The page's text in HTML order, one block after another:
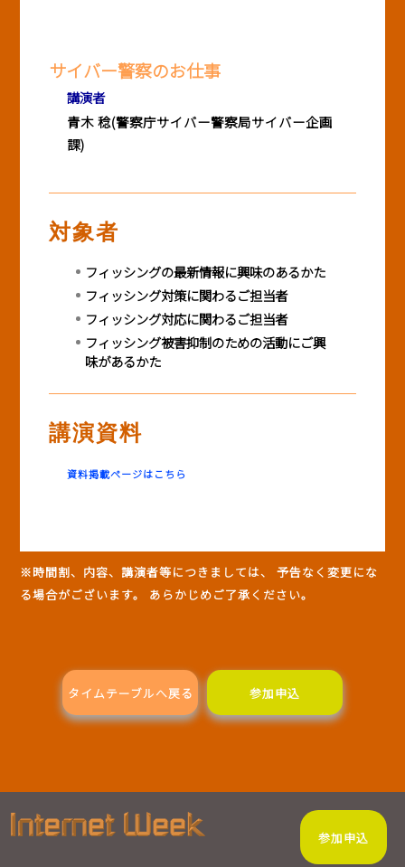
サイバー警察のお仕事
講演者
青木 稔(警察庁サイバー警察局サイバー企画
課)
対象者
フィッシングの最新情報に興味のあるかた
フィッシング対策に関わるご担当者
フィッシング対応に関わるご担当者
フィッシング被害抑制のための活動にご興
味があるかた
講演資料
資料掲載ページはこちら
※時間割、内容、講演者等につきましては、 予告なく変更にな
る場合がございます。 あらかじめご了承ください。
タイムテーブルへ戻る 参加申込
参加申込